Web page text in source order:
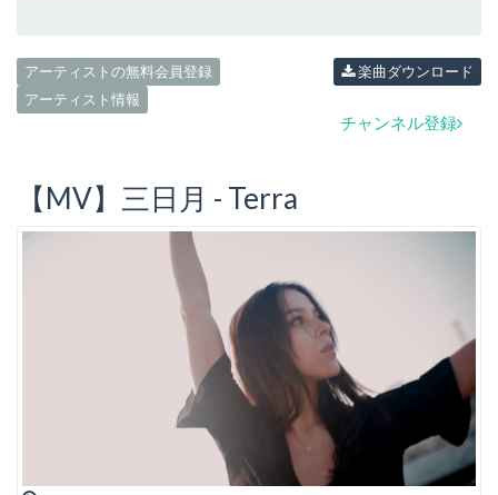
アーティストの無料会員登録
アーティスト情報
楽曲ダウンロード
チャンネル登録
【MV】三日月 - Terra